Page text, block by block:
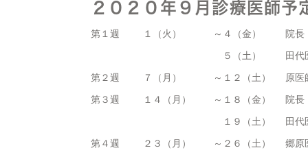
２０２０年９月診療医師予
第１週 １（火） ～ ４（金）
院長
５（土）
田代
第２週
７（月） ～ １２（土）
原医
第３週
１４（月） ～ １８（金）
院長
１９（土）
田代
第４週
２３（月） ～ ２６（土）
郷原